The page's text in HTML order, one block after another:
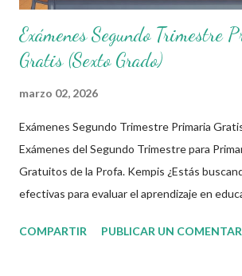
Exámenes Segundo Trimestre
Gratis (Sexto Grado)
marzo 02, 2026
Exámenes Segundo Trimestre Primaria
Exámenes del Segundo Trimestre para
Gratuitos de la Profa. Kempis ¿Estás
efectivas para evaluar el aprendizaje en
que cubran las asignaturas clave del
COMPARTIR PUBLICAR UN